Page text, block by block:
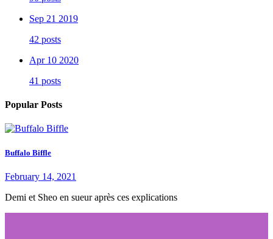
Sep 21 2019
42 posts
Apr 10 2020
41 posts
Popular Posts
Buffalo Biffle
February 14, 2021
Demi et Sheo en sueur après ces explications